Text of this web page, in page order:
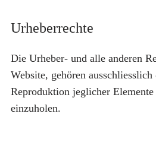
Urheberrechte
Die Urheber- und alle anderen
Website, gehören ausschliesslich
Reproduktion jeglicher
einzuholen.